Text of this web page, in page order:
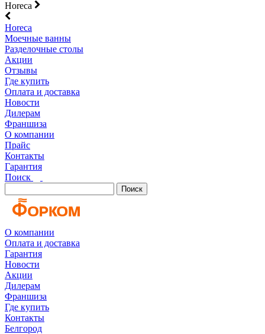
Horeca
Horeca
Моечные ванны
Разделочные столы
Акции
Отзывы
Где купить
Оплата и доставка
Новости
Дилерам
Франшиза
О компании
Прайс
Контакты
Гарантия
Поиск
Поиск
О компании
Оплата и доставка
Гарантия
Новости
Акции
Дилерам
Франшиза
Где купить
Контакты
Белгород